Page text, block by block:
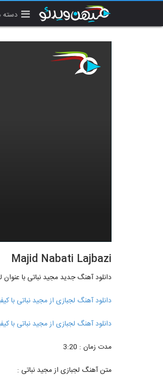
دسته
Majid Nabati Lajbazi
دانلود آهنگ جدید مجید نباتی با عنوان
دانلود آهنگ لجبازی از مجید نباتی با
دانلود آهنگ لجبازی از مجید نباتی با
مدت زمان : 3:20
متن آهنگ لجبازی از مجید نباتی :